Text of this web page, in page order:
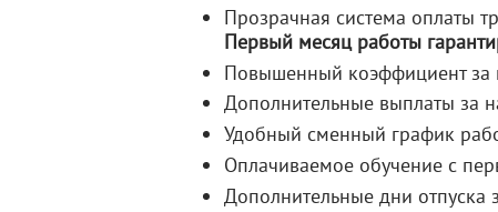
Прозрачная система оплаты
Первый месяц работы
Повышенный коэффициент за
Дополнительные выплаты за
Удобный сменный график
Оплачиваемое обучение с
Дополнительные дни отпуска